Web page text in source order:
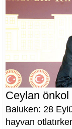
Ceylan
Baluken: 28
hayvan